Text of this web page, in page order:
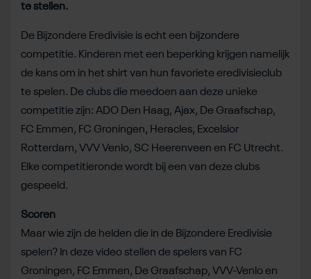
te stellen.
De Bijzondere Eredivisie is echt een bijzondere
competitie. Kinderen met een beperking krijgen namelijk
de kans om in het shirt van hun favoriete eredivisieclub
te spelen. De clubs die meedoen aan deze unieke
competitie zijn: ADO Den Haag, Ajax, De Graafschap,
FC Emmen, FC Groningen, Heracles, Excelsior
Rotterdam, VVV Venlo, SC Heerenveen en FC Utrecht.
Elke competitieronde wordt bij een van deze clubs
gespeeld.
Scoren
Maar wie zijn de helden die in de Bijzondere Eredivisie
spelen? In deze video stellen de spelers van FC
Groningen, FC Emmen, De Graafschap, VVV-Venlo en